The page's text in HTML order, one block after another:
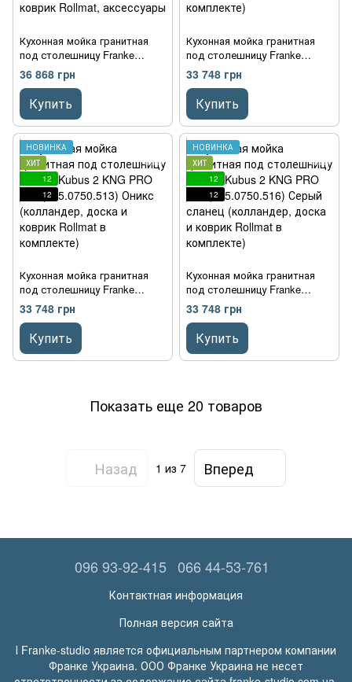
Кухонная мойка гранитная
под столешницу Franke
Kubus 2 KNG PRO 120
(125.0750.517) Серый сланец
BLACK EDITION (колландер,
доска и коврик Rollmat,
аксессуары Color Line в
комплекте)
36 868 грн
Купить
Кухонная мойка гранитная
под столешницу Franke
Kubus 2 KNG PRO 120
(125.0750.514) Черный
матовый (колландер, доска
и коврик Rollmat в
комплекте)
33 748 грн
Купить
НОВИНКА
ХИТ
12
12
Кухонная мойка гранитная
под столешницу Franke
Kubus 2 KNG PRO 120
(125.0750.513) Оникс
(колландер, доска и коврик
Rollmat в комплекте)
33 748 грн
Купить
НОВИНКА
ХИТ
12
12
Кухонная мойка гранитная
под столешницу Franke
Kubus 2 KNG PRO 120
(125.0750.516) Серый сланец
(колландер, доска и коврик
Rollmat в комплекте)
33 748 грн
Купить
Показать еще 20 товаров
Назад 1 из 7 Вперед
096 93-92-415 066 44-53-761
Контактная информация
Полная версия сайта
І Franke-studio является официальным партнером компании
Франке Украина. ООО Франке Украина не несет